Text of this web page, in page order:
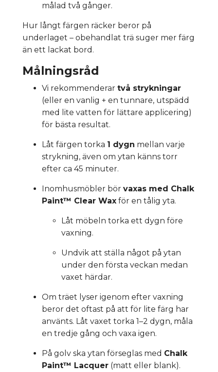
målad två gånger.
Hur långt färgen räcker beror på
underlaget – obehandlat trä suger mer färg
än ett lackat bord.
Målningsråd
Vi rekommenderar två strykningar
(eller en vanlig + en tunnare, utspädd
med lite vatten för lättare applicering)
för bästa resultat.
Låt färgen torka 1 dygn mellan varje
strykning, även om ytan känns torr
efter ca 45 minuter.
Inomhusmöbler bör vaxas med Chalk
Paint™ Clear Wax för en tålig yta.
Låt möbeln torka ett dygn före
vaxning.
Undvik att ställa något på ytan
under den första veckan medan
vaxet härdar.
Om träet lyser igenom efter vaxning
beror det oftast på att för lite färg har
använts. Låt vaxet torka 1–2 dygn, måla
en tredje gång och vaxa igen.
På golv ska ytan förseglas med Chalk
Paint™ Lacquer (matt eller blank).